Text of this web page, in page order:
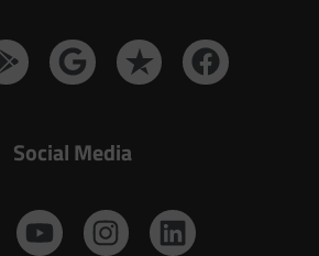
Social Media